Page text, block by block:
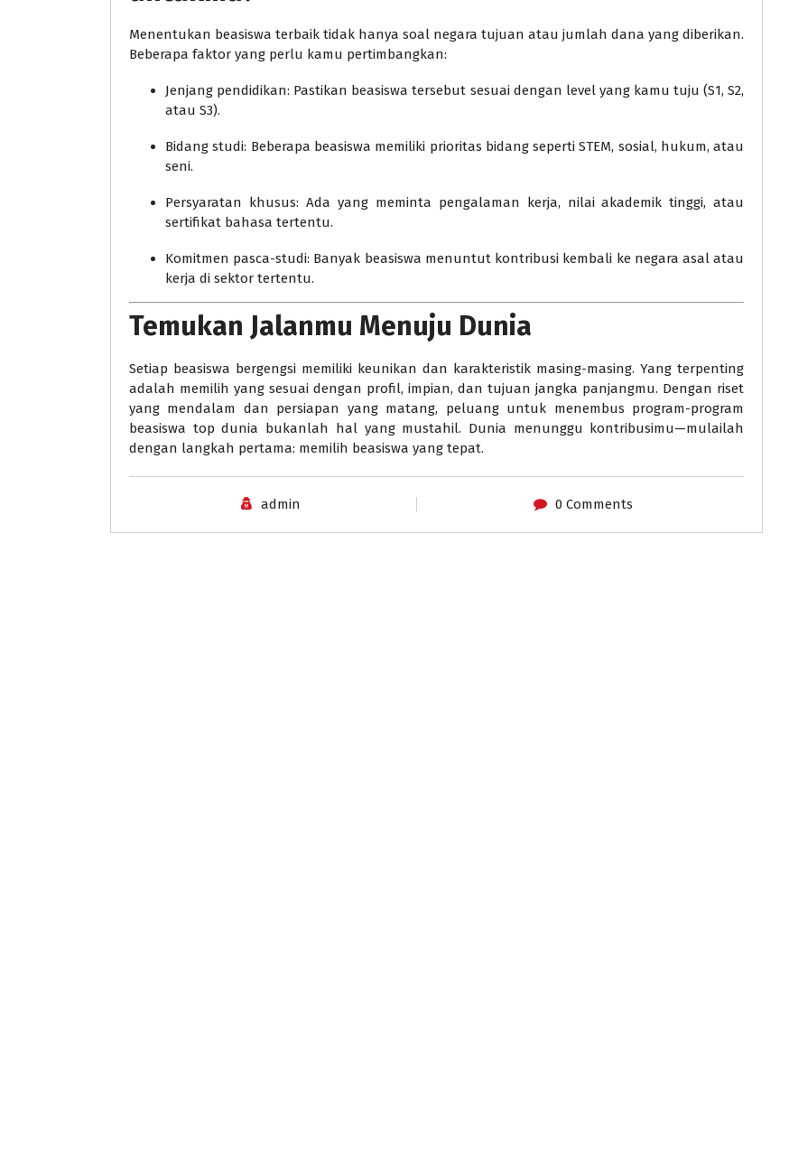
Menentukan beasiswa terbaik tidak hanya soal negara tujuan atau jumlah dana yang diberikan.
Beberapa faktor yang perlu kamu pertimbangkan:
Jenjang pendidikan: Pastikan beasiswa tersebut sesuai dengan level yang kamu tuju (S1, S2,
atau S3).
Bidang studi: Beberapa beasiswa memiliki prioritas bidang seperti STEM, sosial, hukum, atau
seni.
Persyaratan khusus: Ada yang meminta pengalaman kerja, nilai akademik tinggi, atau
sertifikat bahasa tertentu.
Komitmen pasca-studi: Banyak beasiswa menuntut kontribusi kembali ke negara asal atau
kerja di sektor tertentu.
Temukan Jalanmu Menuju Dunia
Setiap beasiswa bergengsi memiliki keunikan dan karakteristik masing-masing. Yang terpenting
adalah memilih yang sesuai dengan profil, impian, dan tujuan jangka panjangmu. Dengan riset
yang mendalam dan persiapan yang matang, peluang untuk menembus program-program
beasiswa top dunia bukanlah hal yang mustahil. Dunia menunggu kontribusimu—mulailah
dengan langkah pertama: memilih beasiswa yang tepat.
admin 0 Comments